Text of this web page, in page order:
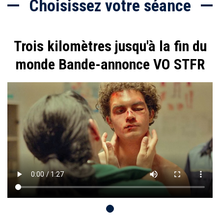
Choisissez votre séance
Trois kilomètres jusqu'à la fin du
monde Bande-annonce VO STFR